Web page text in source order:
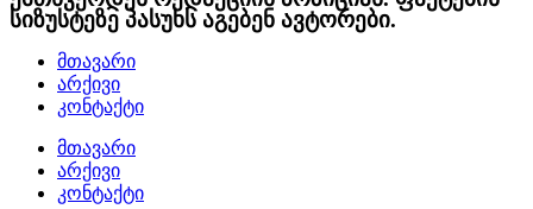
სიზუსტეზე პასუხს აგებენ ავტორები.
მთავარი
არქივი
კონტაქტი
მთავარი
არქივი
კონტაქტი